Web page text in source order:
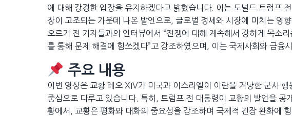
에 대해 강경한 입장을 유지하겠다고 밝혔습니다. 이는 도널드 트럼프
장이 고조되는 가운데 나온 발언으로, 글로벌 정세와 시장에 미치는 영
오르기 전 기자들과의 인터뷰에서 “전쟁에 대해 계속해서 강하게 목소
를 통해 문제 해결에 힘쓰겠다”고 강조하였으며, 이는 국제사회와 금융
주요 내용
이번 영상은 교황 레오 XIV가 미국과 이스라엘이 이란을 겨냥한 군사
중심으로 다루고 있습니다. 특히, 트럼프 전 대통령이 교황의 발언을 공
황에서, 교황은 평화와 대화의 중요성을 강조하며 국제적 긴장 완화에